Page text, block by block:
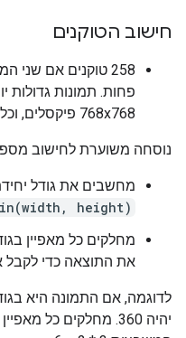
חישוב הטוקנים
פחות. תמונות
768x768 פיקסלים, וכל משבצת עולה 258 טוקנים.
נוסחה משוערת לחישוב
מחשבים את גודל
height)
מחלקים כל מאפיין
את התוצאה כדי